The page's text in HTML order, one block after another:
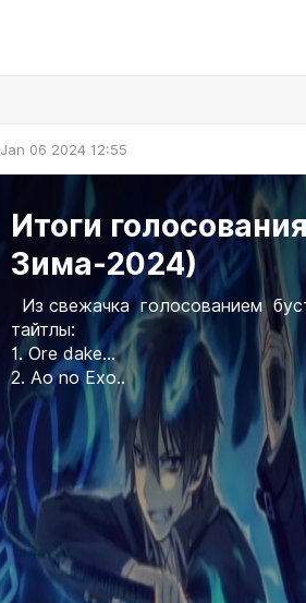
Jan 06 2024 12:55
Итоги
Зима-2024)
Из свежачка голосованием
тайтлы:
1. Ore dake...
2. Ao no Exo..